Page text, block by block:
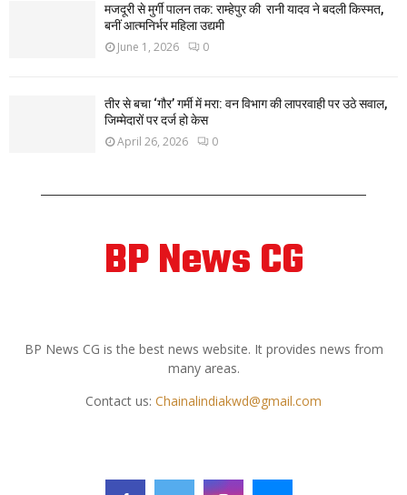
मजदूरी से मुर्गी पालन तक: राम्हेपुर की रानी यादव ने बदली किस्मत,
बनीं आत्मनिर्भर महिला उद्यमी
June 1, 2026 0
तीर से बचा ‘गौर’ गर्मी में मरा: वन विभाग की लापरवाही पर उठे सवाल,
जिम्मेदारों पर दर्ज हो केस
April 26, 2026 0
BP News CG
BP News CG is the best news website. It provides news from
many areas.
Contact us: Chainalindiakwd@gmail.com